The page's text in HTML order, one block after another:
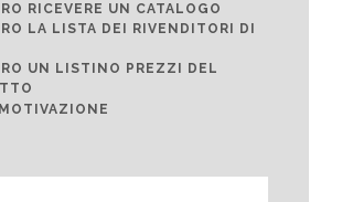
RICEVERE UN CATALOGO
LA LISTA DEI RIVENDITORI DI
UN LISTINO PREZZI DEL